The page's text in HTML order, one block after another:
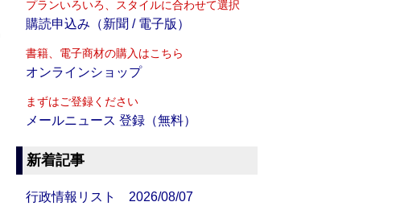
プランいろいろ、スタイルに合わせて選択
購読申込み（新聞 / 電子版）
書籍、電子商材の購入はこちら
オンラインショップ
まずはご登録ください
メールニュース 登録（無料）
新着記事
行政情報リスト 2026/08/07